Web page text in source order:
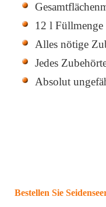
12 l Füllmenge
Alles nötige
Jedes
Absolut
Bestellen Sie